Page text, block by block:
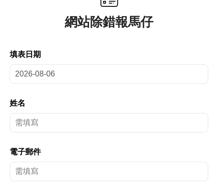
網站除錯報馬仔
填表日期
姓名
電子郵件